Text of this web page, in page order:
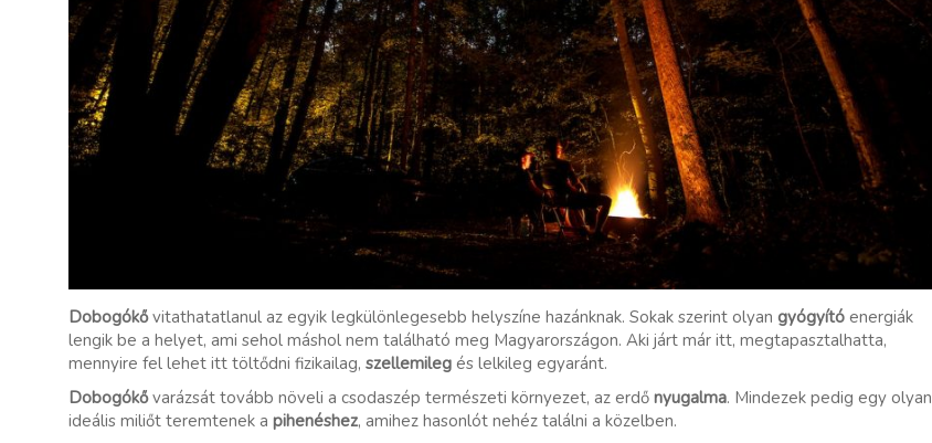
Dobogókővitathatatlanul az egyik legkülönlegesebb helyszíne hazánknak. Sokak szerint olyan gyógyító energiák
lengik be a helyet, ami sehol máshol nem található meg Magyarországon. Aki járt már itt, megtapasztalhatta,
mennyire fel lehet itt töltődni fizikailag, szellemileg és lelkileg egyaránt.
Dobogókővarázsát tovább növeli a csodaszép természeti környezet, az erdő nyugalma. Mindezek pedig egy olyan
ideális miliőt teremtenek a pihenéshez, amihez hasonlót nehéz találni a közelben.